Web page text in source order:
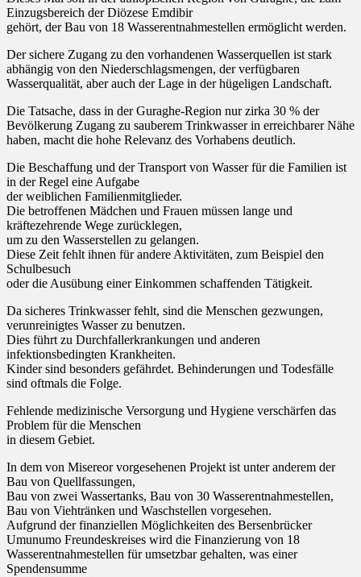
Einzugsbereich der Diözese Emdibir
gehört, der Bau von 18 Wasserentnahmestellen ermöglicht werden.
Der sichere Zugang zu den vorhandenen Wasserquellen ist stark
abhängig von den Niederschlagsmengen, der verfügbaren
Wasserqualität, aber auch der Lage in der hügeligen Landschaft.
Die Tatsache, dass in der Guraghe-Region nur zirka 30 % der
Bevölkerung Zugang zu sauberem Trinkwasser in erreichbarer Nähe
haben, macht die hohe Relevanz des Vorhabens deutlich.
Die Beschaffung und der Transport von Wasser für die Familien ist
in der Regel eine Aufgabe
der weiblichen Familienmitglieder.
Die betroffenen Mädchen und Frauen müssen lange und
kräftezehrende Wege zurücklegen,
um zu den Wasserstellen zu gelangen.
Diese Zeit fehlt ihnen für andere Aktivitäten, zum Beispiel den
Schulbesuch
oder die Ausübung einer Einkommen schaffenden Tätigkeit.
Da sicheres Trinkwasser fehlt, sind die Menschen gezwungen,
verunreinigtes Wasser zu benutzen.
Dies führt zu Durchfallerkrankungen und anderen
infektionsbedingten Krankheiten.
Kinder sind besonders gefährdet. Behinderungen und Todesfälle
sind oftmals die Folge.
Fehlende medizinische Versorgung und Hygiene verschärfen das
Problem für die Menschen
in diesem Gebiet.
In dem von Misereor vorgesehenen Projekt ist unter anderem der
Bau von Quellfassungen,
Bau von zwei Wassertanks, Bau von 30 Wasserentnahmestellen,
Bau von Viehtränken und Waschstellen vorgesehen.
Aufgrund der finanziellen Möglichkeiten des Bersenbrücker
Umunumo Freundeskreises wird die Finanzierung von 18
Wasserentnahmestellen für umsetzbar gehalten, was einer
Spendensumme